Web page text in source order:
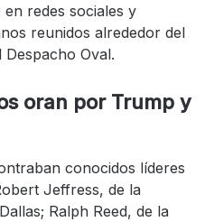
redes sociales y
reunidos alrededor del
Oval.
oran por Trump y
conocidos líderes
Jeffress, de la
Ralph Reed, de la